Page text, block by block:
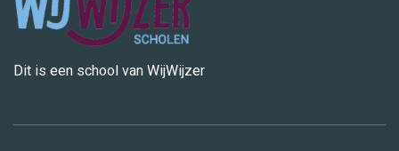
Dit is een school van WijWijzer